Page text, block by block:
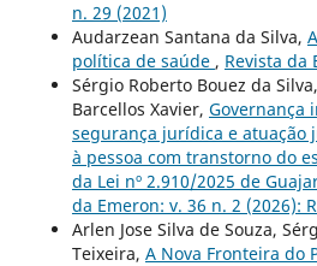
n. 29 (2021)
Audarzean Santana da Silva,
política de saúde , Revista da
Sérgio Roberto Bouez da
Barcellos Xavier, Governança
segurança jurídica e atuação
à pessoa com transtorno do
da Lei nº 2.910/2025 de
da Emeron: v. 36 n. 2 (2026):
Arlen Jose Silva de Souza,
Teixeira, A Nova Fronteira do